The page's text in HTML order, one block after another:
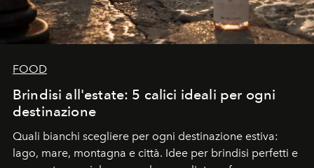
FOOD
Brindisi all'estate: 5 calici ideali per ogni
destinazione
Quali bianchi scegliere per ogni destinazione estiva:
lago, mare, montagna e città. Idee per brindisi perfetti e